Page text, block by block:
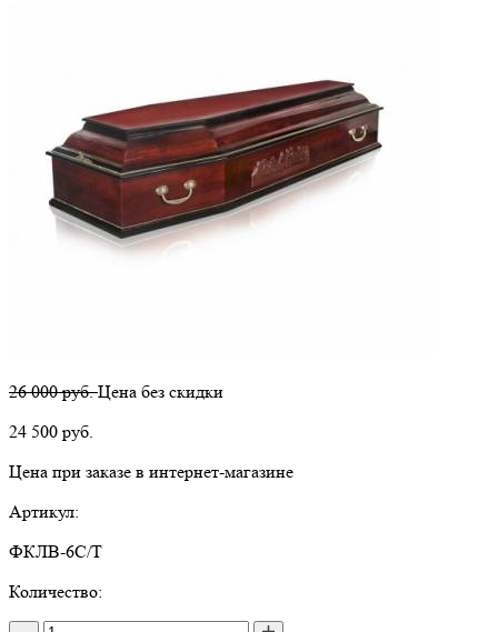
26 000 руб.Цена без скидки
24 500 руб.
Цена при заказе в интернет-магазине
Артикул:
ФКЛВ-6С/Т
Количество: